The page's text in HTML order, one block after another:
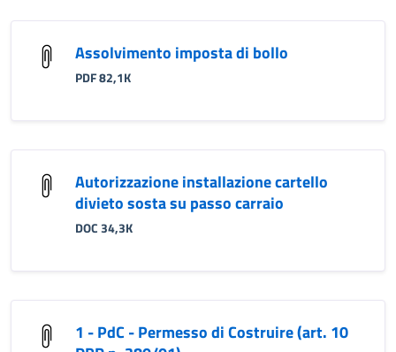
Assolvimento imposta di bollo
PDF 82,1K
Autorizzazione installazione cartello
divieto sosta su passo carraio
DOC 34,3K
1 - PdC - Permesso di Costruire (art. 10